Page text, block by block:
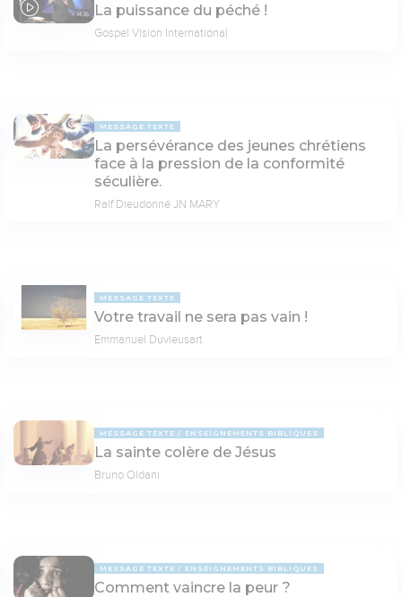
14:16 La puissance du péché !
Gospel Vision International
MESSAGE TEXTE
La persévérance des jeunes chrétiens
face à la pression de la conformité
séculière.
Ralf Dieudonné JN MARY
MESSAGE TEXTE
Votre travail ne sera pas vain !
Emmanuel Duvieusart
MESSAGE TEXTE ENSEIGNEMENTS BIBLIQUES
La sainte colère de Jésus
Bruno Oldani
MESSAGE TEXTE ENSEIGNEMENTS BIBLIQUES
Comment vaincre la peur ?